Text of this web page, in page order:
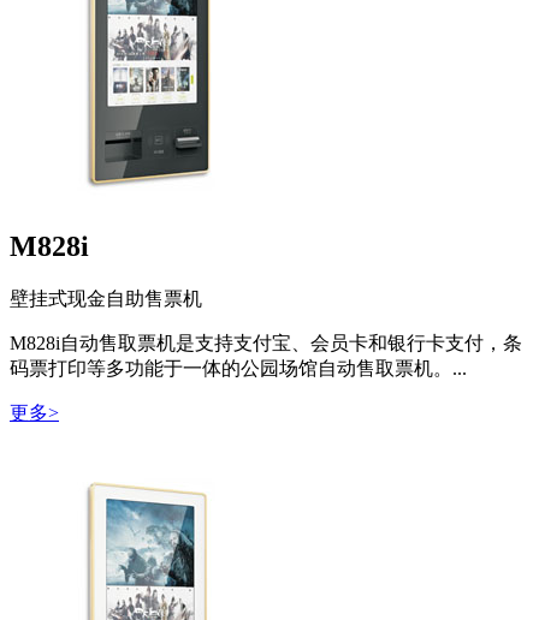
M828i
壁挂式现金自助售票机
M828i自动售取票机是支持支付宝、会员卡和银行卡支付，条
码票打印等多功能于一体的公园场馆自动售取票机。...
更多>